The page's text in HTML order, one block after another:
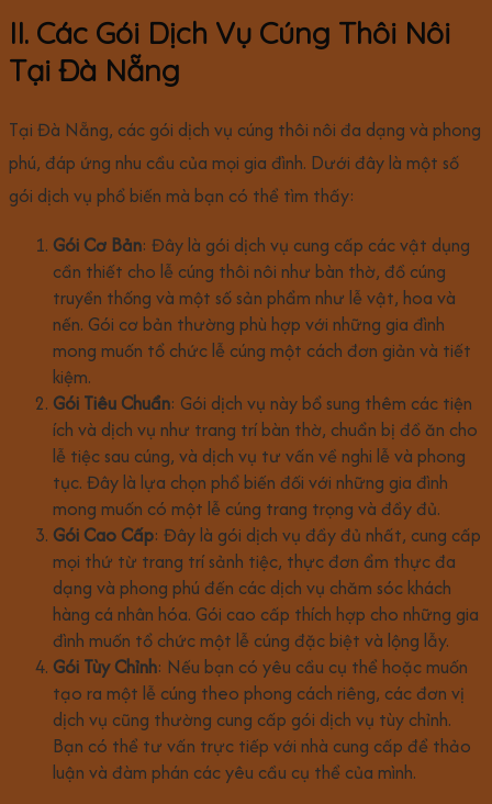
II. Các Gói Dịch Vụ Cúng Thôi Nôi
Tại Đà Nẵng
Tại Đà Nẵng, các gói dịch vụ cúng thôi nôi đa dạng và phong
phú, đáp ứng nhu cầu của mọi gia đình. Dưới đây là một số
gói dịch vụ phổ biến mà bạn có thể tìm thấy:
Gói Cơ Bản: Đây là gói dịch vụ cung cấp các vật dụng
cần thiết cho lễ cúng thôi nôi như bàn thờ, đồ cúng
truyền thống và một số sản phẩm như lễ vật, hoa và
nến. Gói cơ bản thường phù hợp với những gia đình
mong muốn tổ chức lễ cúng một cách đơn giản và tiết
kiệm.
Gói Tiêu Chuẩn: Gói dịch vụ này bổ sung thêm các tiện
ích và dịch vụ như trang trí bàn thờ, chuẩn bị đồ ăn cho
lễ tiệc sau cúng, và dịch vụ tư vấn về nghi lễ và phong
tục. Đây là lựa chọn phổ biến đối với những gia đình
mong muốn có một lễ cúng trang trọng và đầy đủ.
Gói Cao Cấp: Đây là gói dịch vụ đầy đủ nhất, cung cấp
mọi thứ từ trang trí sảnh tiệc, thực đơn ẩm thực đa
dạng và phong phú đến các dịch vụ chăm sóc khách
hàng cá nhân hóa. Gói cao cấp thích hợp cho những gia
đình muốn tổ chức một lễ cúng đặc biệt và lộng lẫy.
Gói Tùy Chỉnh: Nếu bạn có yêu cầu cụ thể hoặc muốn
tạo ra một lễ cúng theo phong cách riêng, các đơn vị
dịch vụ cũng thường cung cấp gói dịch vụ tùy chỉnh.
Bạn có thể tư vấn trực tiếp với nhà cung cấp để thảo
luận và đàm phán các yêu cầu cụ thể của mình.